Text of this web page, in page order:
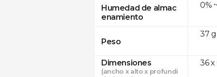
Humedad de almac
enamiento
Peso
Dimensiones
(ancho x alto x profundi
0%
37 g
36 x